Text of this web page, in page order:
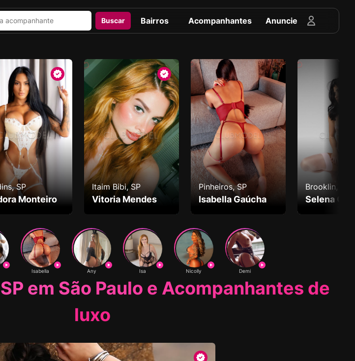
Buscar Bairros Acompanhantes Anuncie
Bibi, SP
Mendes
Pinheiros, SP
Isabella Gaúcha
Brooklin, SP
Selena Garcia
Jardim
Demi
Isabella Any Isa Nicolly Demi
em São Paulo e Acompanhantes de
luxo